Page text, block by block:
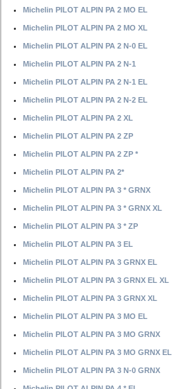
Michelin PILOT ALPIN PA 2 MO EL
Michelin PILOT ALPIN PA 2 MO XL
Michelin PILOT ALPIN PA 2 N-0 EL
Michelin PILOT ALPIN PA 2 N-1
Michelin PILOT ALPIN PA 2 N-1 EL
Michelin PILOT ALPIN PA 2 N-2 EL
Michelin PILOT ALPIN PA 2 XL
Michelin PILOT ALPIN PA 2 ZP
Michelin PILOT ALPIN PA 2 ZP *
Michelin PILOT ALPIN PA 2*
Michelin PILOT ALPIN PA 3 * GRNX
Michelin PILOT ALPIN PA 3 * GRNX XL
Michelin PILOT ALPIN PA 3 * ZP
Michelin PILOT ALPIN PA 3 EL
Michelin PILOT ALPIN PA 3 GRNX EL
Michelin PILOT ALPIN PA 3 GRNX EL XL
Michelin PILOT ALPIN PA 3 GRNX XL
Michelin PILOT ALPIN PA 3 MO EL
Michelin PILOT ALPIN PA 3 MO GRNX
Michelin PILOT ALPIN PA 3 MO GRNX EL
Michelin PILOT ALPIN PA 3 N-0 GRNX